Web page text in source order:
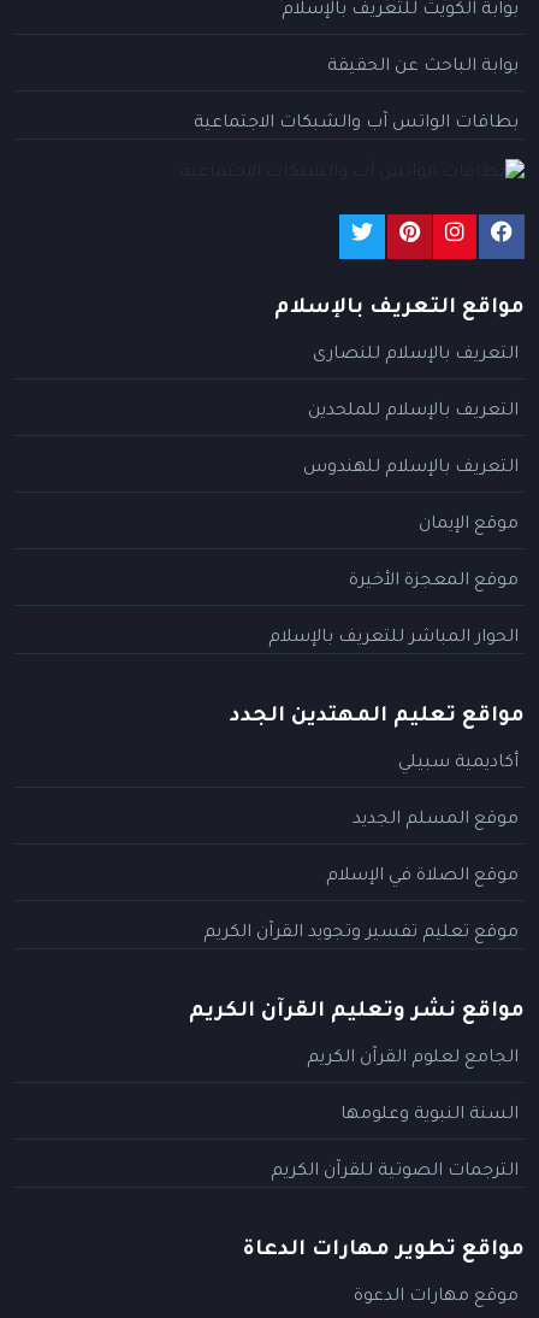
بوابة الكويت للتعريف بالإسلام
بوابة الباحث عن الحقيقة
بطاقات الواتس آب والشبكات الاجتماعية
مواقع التعريف بالإسلام
التعريف بالإسلام للنصارى
التعريف بالإسلام للملحدين
التعريف بالإسلام للهندوس
موقع الإيمان
موقع المعجزة الأخيرة
الحوار المباشر للتعريف بالإسلام
مواقع تعليم المهتدين الجدد
أكاديمية سبيلي
موقع المسلم الجديد
موقع الصلاة في الإسلام
موقع تعليم تفسير وتجويد القرآن الكريم
مواقع نشر وتعليم القرآن الكريم
الجامع لعلوم القرآن الكريم
السنة النبوية وعلومها
الترجمات الصوتية للقرآن الكريم
مواقع تطوير مهارات الدعاة
موقع مهارات الدعوة